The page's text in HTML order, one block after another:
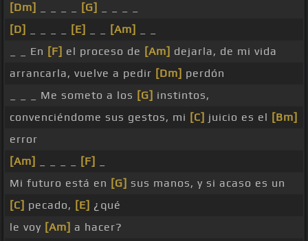
[Dm]
[G]
[D]
[E] [Am]
_ _ En [F] el proceso de [Am] dejarla, de mi vida
arrancarla, vuelve a pedir [Dm] perdón
_ _ _ Me someto a los [G] instintos,
convenciéndome sus gestos, mi [C] juicio es el [Bm]
error
[Am]
[F]
Mi futuro está en [G] sus manos, y si acaso es un
[C] pecado, [E] ¿qué
le voy [Am] a hacer?